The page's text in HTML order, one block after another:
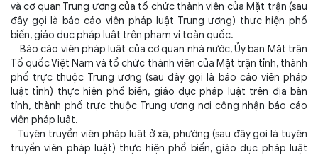
và cơ quan Trung ương của tổ chức thành viên của Mặt trận (sau
đây gọi là báo cáo viên pháp luật Trung ương) thực hiện phổ
biến, giáo dục pháp luật trên phạm vi toàn quốc.
Báo cáo viên pháp luật của cơ quan nhà nước, Ủy ban Mặt trận
Tổ quốc Việt Nam và tổ chức thành viên của Mặt trận tỉnh, thành
phố trực thuộc Trung ương (sau đây gọi là báo cáo viên pháp
luật tỉnh) thực hiện phổ biến, giáo dục pháp luật trên địa bàn
tỉnh, thành phố trực thuộc Trung ương nơi công nhận báo cáo
viên pháp luật.
Tuyên truyền viên pháp luật ở xã, phường (sau đây gọi là tuyên
truyền viên pháp luật) thực hiện phổ biến, giáo dục pháp luật